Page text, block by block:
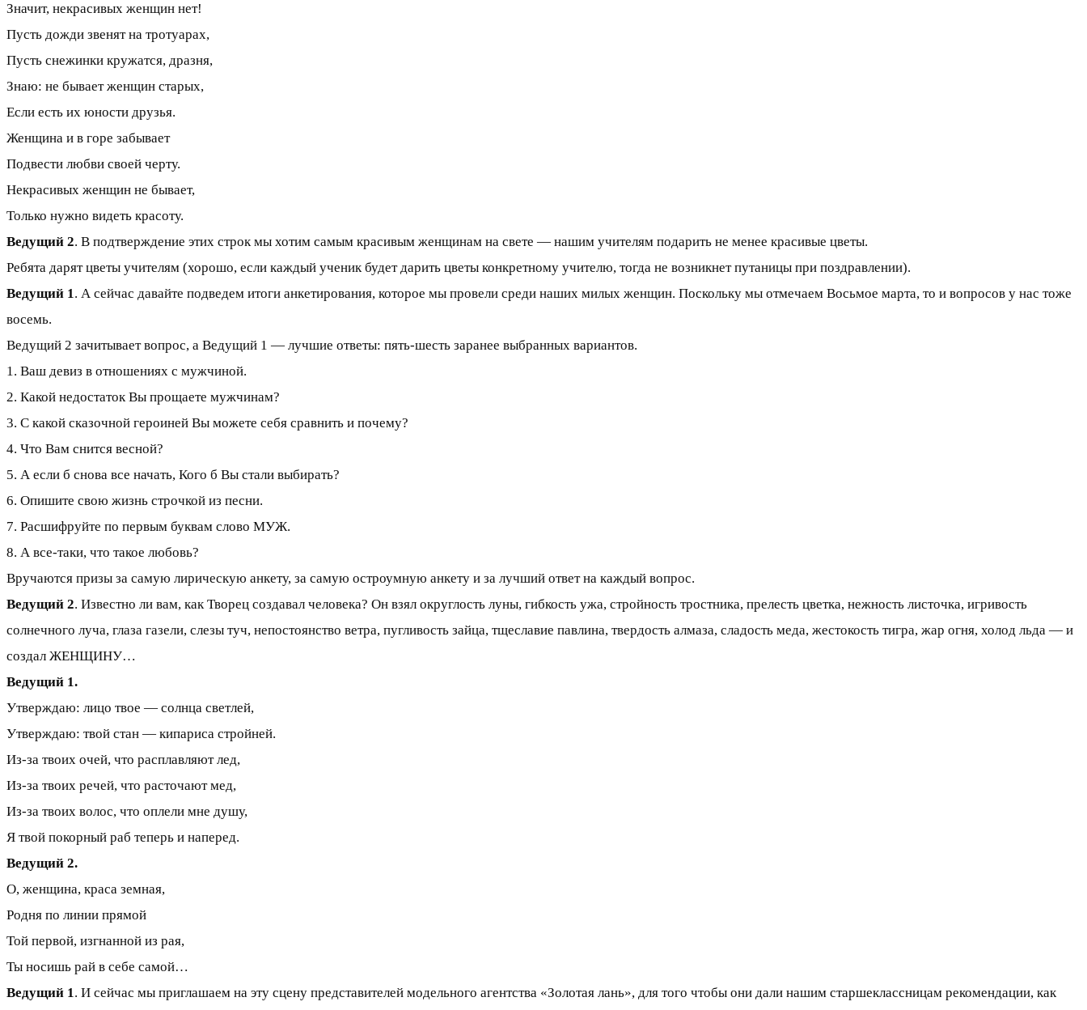
Значит, некрасивых женщин нет!
Пусть дожди звенят на тротуарах,
Пусть снежинки кружатся, дразня,
Знаю: не бывает женщин старых,
Если есть их юности друзья.
Женщина и в горе забывает
Подвести любви своей черту.
Некрасивых женщин не бывает,
Только нужно видеть красоту.
Ведущий 2. В подтверждение этих строк мы хотим самым красивым женщинам на свете — нашим учителям подарить не менее красивые цветы.
Ребята дарят цветы учителям (хорошо, если каждый ученик будет дарить цветы конкретному учителю, тогда не возникнет путаницы при поздравлении).
Ведущий 1. А сейчас давайте подведем итоги анкетирования, которое мы провели среди наших милых женщин. Поскольку мы отмечаем Восьмое марта, то и вопросов у нас тоже
восемь.
Ведущий 2 зачитывает вопрос, а Ведущий 1 — лучшие ответы: пять-шесть заранее выбранных вариантов.
1. Ваш девиз в отношениях с мужчиной.
2. Какой недостаток Вы прощаете мужчинам?
3. С какой сказочной героиней Вы можете себя сравнить и почему?
4. Что Вам снится весной?
5. А если б снова все начать, Кого б Вы стали выбирать?
6. Опишите свою жизнь строчкой из песни.
7. Расшифруйте по первым буквам слово МУЖ.
8. А все-таки, что такое любовь?
Вручаются призы за самую лирическую анкету, за самую остроумную анкету и за лучший ответ на каждый вопрос.
Ведущий 2. Известно ли вам, как Творец создавал человека? Он взял округлость луны, гибкость ужа, стройность тростника, прелесть цветка, нежность листочка, игривость
солнечного луча, глаза газели, слезы туч, непостоянство ветра, пугливость зайца, тщеславие павлина, твердость алмаза, сладость меда, жестокость тигра, жар огня, холод льда — и
создал ЖЕНЩИНУ…
Ведущий 1.
Утверждаю: лицо твое — солнца светлей,
Утверждаю: твой стан — кипариса стройней.
Из-за твоих очей, что расплавляют лед,
Из-за твоих речей, что расточают мед,
Из-за твоих волос, что оплели мне душу,
Я твой покорный раб теперь и наперед.
Ведущий 2.
О, женщина, краса земная,
Родня по линии прямой
Той первой, изгнанной из рая,
Ты носишь рай в себе самой…
Ведущий 1. И сейчас мы приглашаем на эту сцену представителей модельного агентства «Золотая лань», для того чтобы они дали нашим старшеклассницам рекомендации, как